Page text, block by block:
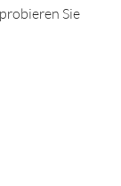
probieren Sie